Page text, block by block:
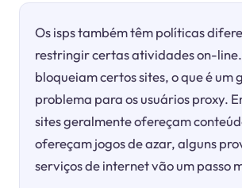
Os isps também têm políticas
restringir certas atividades on-
bloqueiam certos sites, o que é um
problema para os usuários proxy.
sites geralmente ofereçam
ofereçam jogos de azar, alguns
serviços de internet vão um passo